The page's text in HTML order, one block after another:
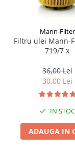
Mann-Filter
Filtru ulei Mann-
719/7 x
36,00 Lei
30,00 Lei
IN STOC
ADAUGA IN